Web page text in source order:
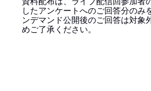
したアンケートへのご回答分のみ
ンデマンド公開後のご回答は対象
めご了承ください。